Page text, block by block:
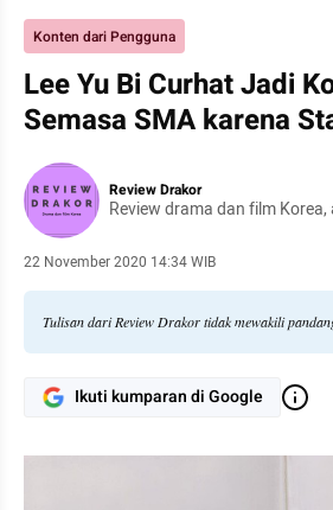
Konten dari Pengguna
Lee Yu Bi Curhat Jadi
Semasa SMA karena
Review Drakor
Review drama dan film
22 November 2020 14:34 WIB
Tulisan dari Review Drakor tidak mewakili
Ikuti kumparan di Google